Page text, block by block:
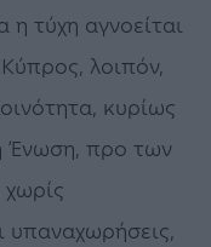
τύχη αγνοείται
λοιπόν,
κυρίως
Ένωση, προ των
υπαναχωρήσεις,